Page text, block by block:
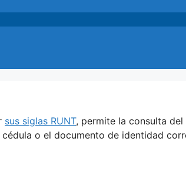
sus siglas RUNT, permite la consulta
o el documento de identidad